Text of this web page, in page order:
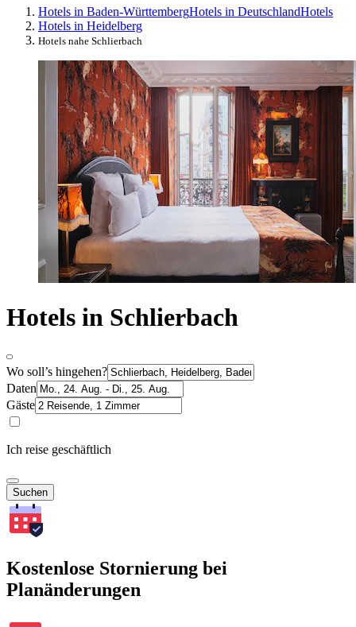
Hotels in Baden-WürttembergHotels in DeutschlandHotels
Hotels in Heidelberg
Hotels nahe Schlierbach
Hotels in Schlierbach
Wo soll’s hingehen?
Daten
Gäste
Ich reise geschäftlich
Suchen
Kostenlose Stornierung bei
Planänderungen